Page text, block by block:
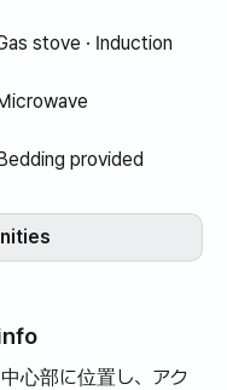
stove · Induction
provided
心部に位置し、アク